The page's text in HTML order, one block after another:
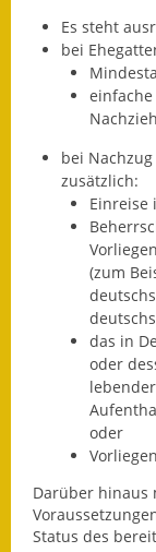
Es steht
bei
bei
zusätzlich:
Einreise
(zum
das in
oder
oder
Darüber hinaus
Status des